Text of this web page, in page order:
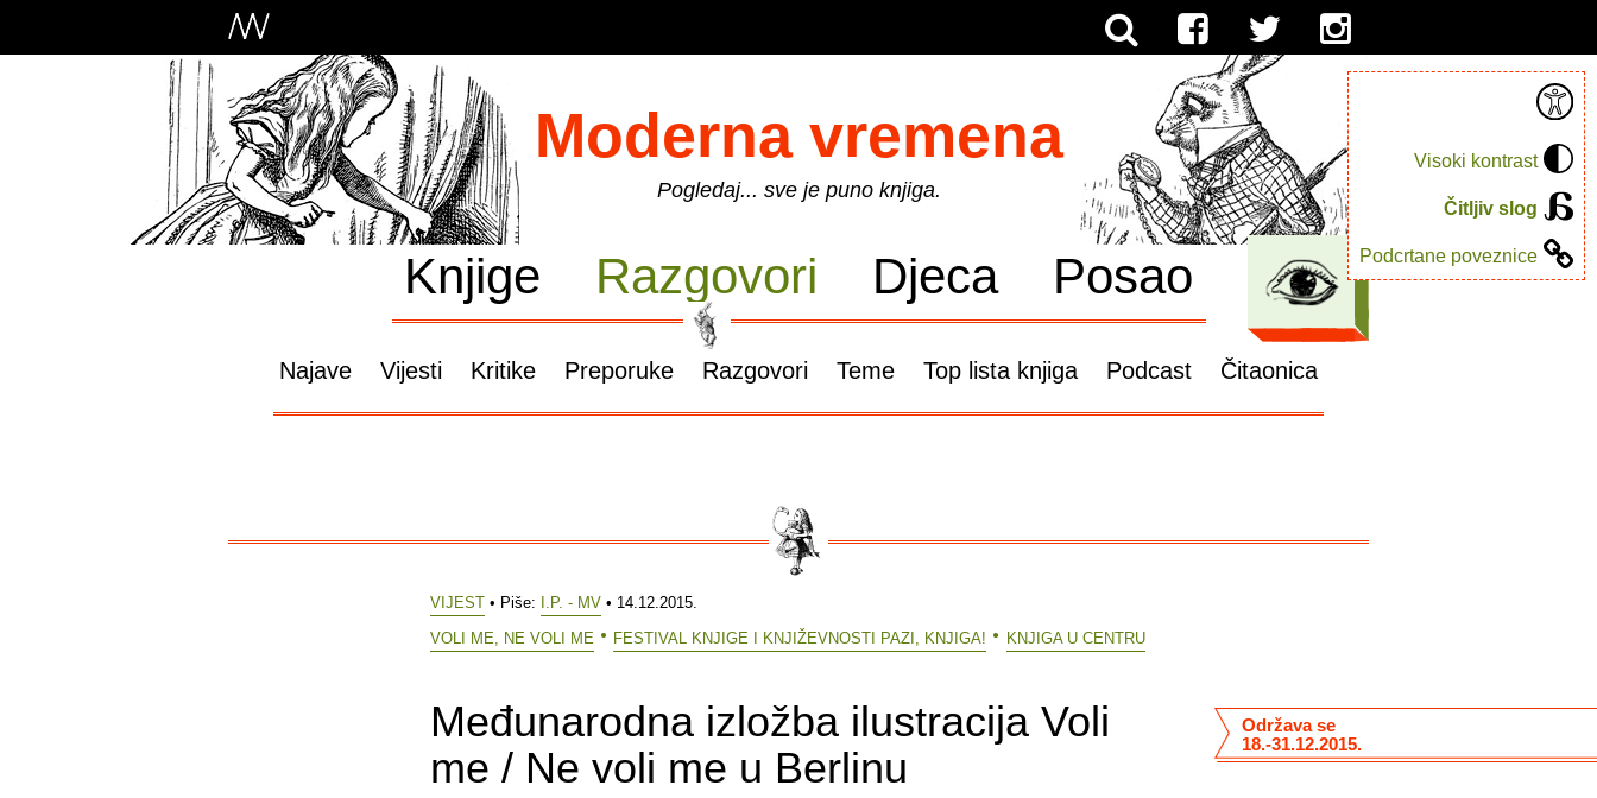
Visoki kontrast
Čitljiv slog
Podcrtane poveznice
Moderna vremena
Pogledaj... sve je puno knjiga.
Knjige Razgovori Djeca Posao
Najave Vijesti Kritike Preporuke Razgovori Teme Top lista knjiga Podcast Čitaonica
VIJEST • Piše: I.P. - MV • 14.12.2015.
VOLI ME, NE VOLI ME
FESTIVAL KNJIGE I KNJIŽEVNOSTI PAZI, KNJIGA! KNJIGA U CENTRU
Međunarodna izložba ilustracija Voli
me / Ne voli me u Berlinu
Održava se
18.-31.12.2015.